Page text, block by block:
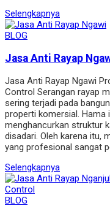
Selengkapnya
BLOG
Jasa Anti Rayap
Jasa Anti Rayap Ngawi
Control Serangan rayap
sering terjadi pada
properti komersial. Hama
menghancurkan struktur
disadari. Oleh karena itu,
yang profesional sangat
Selengkapnya
BLOG